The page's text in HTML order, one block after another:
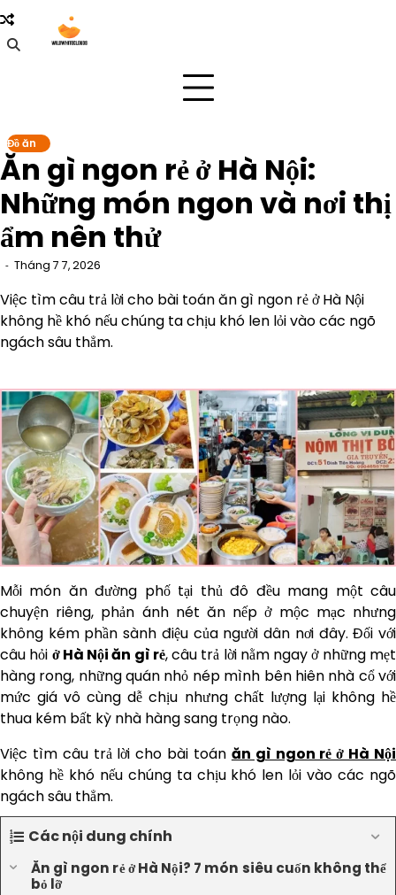
Skip
to
content
Đồ ăn
Ăn gì ngon rẻ ở Hà Nội:
Những món ngon và nơi thị
ẩm nên thử
Tháng 7 7, 2026
Việc tìm câu trả lời cho bài toán ăn gì ngon rẻ ở Hà Nội
không hề khó nếu chúng ta chịu khó len lỏi vào các ngõ
ngách sâu thẳm.
Mỗi món ăn đường phố tại thủ đô đều mang một câu
chuyện riêng, phản ánh nét ăn nếp ở mộc mạc nhưng
không kém phần sành điệu của người dân nơi đây. Đối với
câu hỏi ở Hà Nội ăn gì rẻ, câu trả lời nằm ngay ở những mẹt
hàng rong, những quán nhỏ nép mình bên hiên nhà cổ với
mức giá vô cùng dễ chịu nhưng chất lượng lại không hề
thua kém bất kỳ nhà hàng sang trọng nào.
Việc tìm câu trả lời cho bài toán ăn gì ngon rẻ ở Hà Nội
không hề khó nếu chúng ta chịu khó len lỏi vào các ngõ
ngách sâu thẳm.
Các nội dung chính
Ăn gì ngon rẻ ở Hà Nội? 7 món siêu cuốn không thể
bỏ lỡ